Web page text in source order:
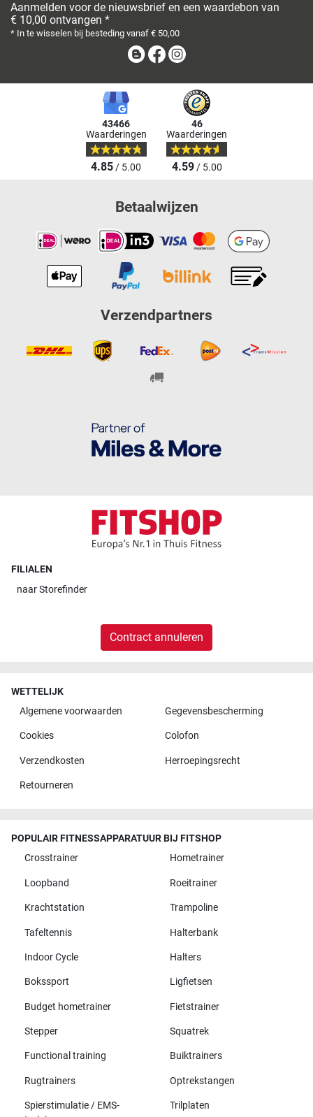
Aanmelden voor de nieuwsbrief en een waardebon van
€ 10,00 ontvangen *
* In te wisselen bij besteding vanaf € 50,00
BlogFacebook
43466
Waarderingen
4.85/ 5.00
46
Waarderingen
4.59/ 5.00
Betaalwijzen
Verzendpartners
FILIALEN
naarStorefinder
Contract annuleren
WETTELIJK
Algemene voorwaarden
Gegevensbescherming
Cookies Colofon
Verzendkosten Herroepingsrecht
Retourneren
POPULAIR FITNESSAPPARATUUR BIJ FITSHOP
Crosstrainer
Hometrainer
Loopband Roeitrainer
Krachtstation Trampoline
Tafeltennis Halterbank
Indoor Cycle Halters
Bokssport Ligfietsen
Budget hometrainer Fietstrainer
Stepper Squatrek
Functional training Buiktrainers
Rugtrainers Optrekstangen
Spierstimulatie / EMS-
Trilplaten